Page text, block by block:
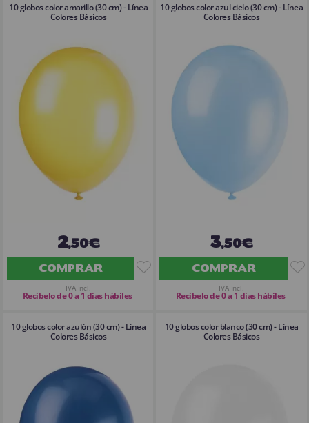
10 globos color amarillo (30 cm) - Línea
Colores Básicos
2,50€
COMPRAR
IVA Incl.
Recíbelo de 0 a 1 días hábiles
10 globos color azul cielo (30 cm) - Línea
Colores Básicos
3,50€
COMPRAR
IVA Incl.
Recíbelo de 0 a 1 días hábiles
10 globos color azulón (30 cm) - Línea
Colores Básicos
10 globos color blanco (30 cm) - Línea
Colores Básicos